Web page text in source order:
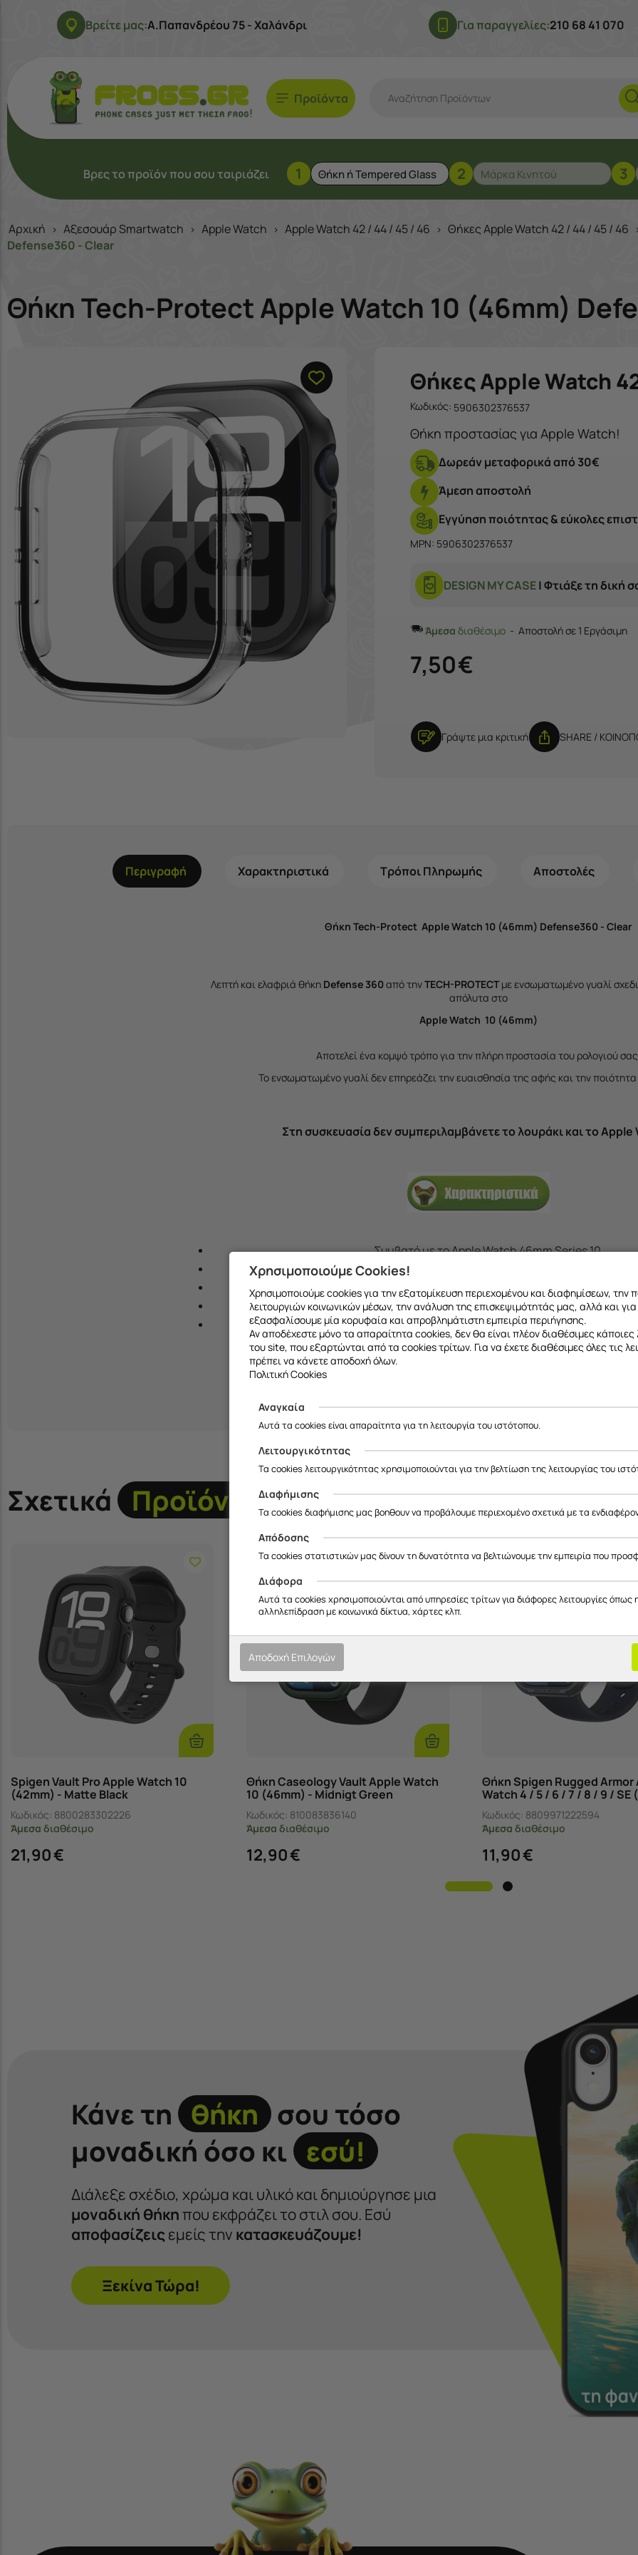
Βρείτε μας:Α.Παπανδρέου 75 - Χαλάνδρι Για παραγγελίες:210 68 41 070
Προϊόντα
Βρες το προϊόν που σου ταιριάζει 1 2 3
Αρχική > Αξεσουάρ Smartwatch > Apple Watch > Apple Watch 42 / 44 / 45 / 46 > Θήκες Apple Watch 42 / 44 / 45 / 46
Defense360 - Clear
Θήκη Tech-Protect Apple Watch 10 (46mm)
Θήκες Apple Watch
Κωδικός: 5906302376537
Θήκη προστασίας για Apple Watch!
Δωρεάν μεταφορικά από 30€
Άμεση αποστολή
Εγγύηση ποιότητας & εύκολες
MPN: 5906302376537
DESIGN MY CASE| Φτιάξε τη δική
Άμεσα διαθέσιμο Αποστολή σε 1 Εργάσιμη
7,50€
Γράψτε μια κριτική SHARE /
Περιγραφή Χαρακτηριστικά Τρόποι Πληρωμής Αποστολές
Θήκη Tech-Protect Apple Watch 10 (46mm) Defense360 - Clear
Λεπτή και ελαφριά θήκη Defense 360 από τηνTECH-PROTECTμε ενσωματωμένο γυαλί
απόλυτα στο
Apple Watch 10 (46mm)
Αποτελεί ένα κομψό τρόπο για την πλήρη προστασία του ρολογιού
Το ενσωματωμένο γυαλί δεν επηρεάζει την ευαισθησία της αφής και την
Στη συσκευασία δεν συμπεριλαμβάνετε το λουράκι και το Apple
Συμβατό με το Apple Watch 46mm Series 10
Τοποθετείται και αφαιρείται πολύ εύκολα χωρίς να αφήνει
Κομψός και λεπτός σχεδιασμός
Υλικό: PC + Tempered Glass
Στη συσκευασία δεν συμπεριλαμβάνετε το λουράκι και το
Σχετικά Προϊόντα
Προσθήκη
Στο
Καλάθι
Spigen Vault Pro Apple Watch 10
(42mm) - Matte Black
Κωδικός: 8800283302226
Άμεσα διαθέσιμο
21,90€
Προσθήκη
Στο
Καλάθι
Θήκη Caseology Vault Apple Watch
10 (46mm) - Midnigt Green
Κωδικός: 810083836140
Άμεσα διαθέσιμο
12,90€
Θήκη Spigen Rugged Armor
Watch 4 / 5 / 6 / 7 / 8 / 9 / SE
MM) - Dark Grey
Κωδικός: 8809971222594
Άμεσα διαθέσιμο
11,90€
Κάνε τη θήκη σου τόσο
μοναδική όσο κι εσύ!
Διάλεξε σχέδιο, χρώμα και υλικό και δημιούργησε μια
μοναδική θήκηπου εκφράζει το στιλ σου. Εσύ
αποφασίζεις εμείς την κατασκευάζουμε!
Ξεκίνα Τώρα!
Χρησιμοποιούμε Cookies!
Χρησιμοποιούμε cookies για την εξατομίκευση περιεχομένου και διαφημίσεων, την
λειτουργιών κοινωνικών μέσων, την ανάλυση της επισκεψιμότητάς μας, αλλά και
εξασφαλίσουμε μία κορυφαία και απροβλημάτιστη εμπειρία περιήγησης.
Αν αποδέχεστε μόνο τα απαραίτητα cookies, δεν θα είναι πλέον διαθέσιμες κάποιες
του site, που εξαρτώνται από τα cookies τρίτων. Για να έχετε διαθέσιμες όλες τις
πρέπει να κάνετε αποδοχή όλων.
Πολιτική Cookies
Αναγκαία
Αυτά τα cookies είναι απαραίτητα για τη λειτουργία του ιστότοπου.
Λειτουργικότητας
Τα cookies λειτουργικότητας χρησιμοποιούνται για την βελτίωση της λειτουργίας του
Διαφήμισης
Τα cookies διαφήμισης μας βοηθουν να προβάλουμε περιεχομένο σχετικά με τα
Απόδοσης
Τα cookies στατιστικών μας δίνουν τη δυνατότητα να βελτιώνουμε την εμπειρία που
Διάφορα
Αυτά τα cookies χρησιμοποιούνται από υπηρεσίες τρίτων για διάφορες λειτουργίες όπως
αλληλεπίδραση με κοινωνικά δίκτυα, χάρτες κλπ.
Αποδοχή Επιλογών